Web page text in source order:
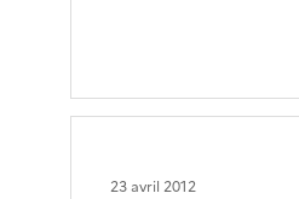
23 avril 2012